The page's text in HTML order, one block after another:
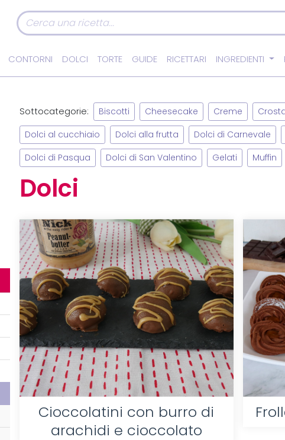
CONTORNI DOLCI TORTE GUIDE RICETTARI INGREDIENTI
Sottocategorie: Biscotti Cheesecake Creme
Dolci al cucchiaio Dolci alla frutta Dolci di Carnevale
Dolci di Pasqua Dolci di San Valentino Gelati Muffin
Dolci
Cioccolatini con burro di
arachidi e cioccolato